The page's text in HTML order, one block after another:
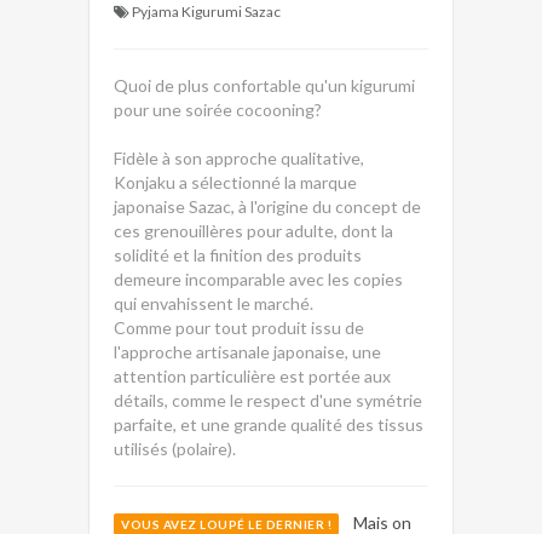
Pyjama Kigurumi Sazac
Quoi de plus confortable qu'un kigurumi
pour une soirée cocooning?
Fidèle à son approche qualitative,
Konjaku a sélectionné la marque
japonaise Sazac, à l'origine du concept de
ces grenouillères pour adulte, dont la
solidité et la finition des produits
demeure incomparable avec les copies
qui envahissent le marché.
Comme pour tout produit issu de
l'approche artisanale japonaise, une
attention particulière est portée aux
détails, comme le respect d'une symétrie
parfaite, et une grande qualité des tissus
utilisés (polaire).
VOUS AVEZ LOUPÉ LE DERNIER !
Mais on